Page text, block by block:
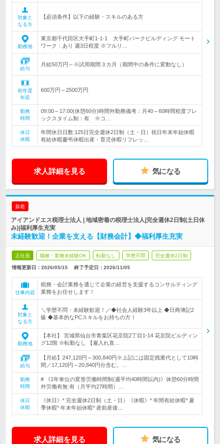
対象と
なる方
【必須条件】以下の経験・スキルのある方
勤務地
東京都千代田区大手町1-1-1 大手町パークビルディング モート
ワーク：あり 週3日程度 ※フルリ…
給与
月給50万円～※試用期間３カ月（期間中の条件に変動なし）
初年度
年収
600万円～2500万円
勤務
時間
09:00～17:00(休憩60分)時間外勤務備考：月40～60時間程度フレ
ックスタイム制：有 ※コ…
休日
休暇
年間休日日数:125日完全週休2日制（土・日）祝日年末年始休暇
有給休暇慶弔休暇出産・育児休暇リフレッ…
求人詳細を見る 気になる
新着
アイアンドエス税理士法人 | 地域密着の税理士法人|完全週休2日制(土日休
み)|福利厚生充実
未経験歓迎！企業を支える【財務会計】◆福利厚生充実
正社員 職種・業種未経験OK 転勤なし 学歴不問 完全週休2日制
情報更新日：2026/05/15 終了予定日： 2026/11/05
仕事内容
税務・会計業務を通じて企業の経営を支援するコンサルティング
業務をお任せします！
対象と
なる方
＼学歴不問・未経験歓迎！／◆社会人経験3年以上 ◆日商簿記2
級 ◆基本的なPCスキルをお持ちの方！
勤務地
【本社】 宮城県仙台市青葉区花京院2丁目1-14 花京院ビルディン
グ12階 ※転勤なし 【雇入れ直…
給与
【月給】247,120円～300,840円※上記には固定残業代として10時
間／17,120円～20,840円分含む。…
勤務
時間
# 《1年単位の変形労働時間制(週平均40時間以内)》休憩60分時間
外労働有無:有（月平均27時間）…
休日
休暇
《休日》* 完全週休2日制（土・日）《休暇》* 年間有給休暇* 夏
季休暇* 年末年始休暇* 産前産後…
求人詳細を見る 気になる